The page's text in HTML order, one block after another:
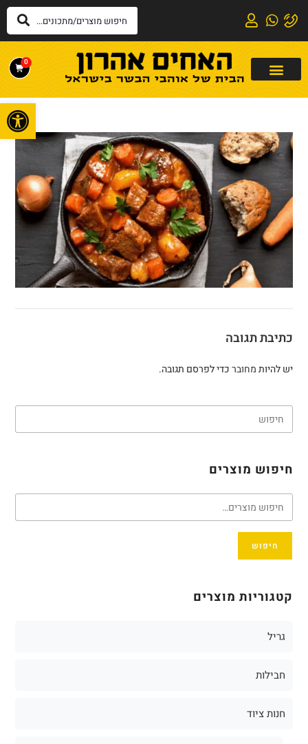
0
כתיבת תגובה
יש להיותמחוברכדי לפרסם תגובה.
חיפוש מוצרים
חיפוש
קטגוריות מוצרים
גריל
חבילות
חנות ציוד